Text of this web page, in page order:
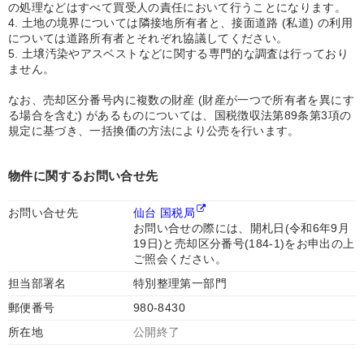
の処理などはすべて買受人の責任において行うことになります。
4. 土地の境界については隣接地所有者と、接面道路 (私道) の利用
については道路所有者とそれぞれ協議してください。
5. 土壌汚染やアスベストなどに関する専門的な調査は行っており
ません。
なお、売却区分番号内に複数の財産 (財産が一つで所有者を異にす
る場合を含む) があるものについては、国税徴収法第89条第3項の
規定に基づき、一括換価の方法により公売を行います。
物件に関するお問い合せ先
お問い合せ先
仙台 国税局
お問い合せの際には、開札日(令和6年9月
19日)と売却区分番号(184-1)をお申出の上
ご照会ください。
担当部署名
特別整理第一部門
郵便番号
980-8430
所在地
公開終了